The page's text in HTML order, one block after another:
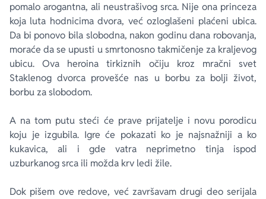
pomalo arogantna, ali neustrašivog srca. Nije ona princeza
koja luta hodnicima dvora, već ozloglašeni plaćeni ubica.
Da bi ponovo bila slobodna, nakon godinu dana robovanja,
moraće da se upusti u smrtonosno takmičenje za kraljevog
ubicu. Ova heroina tirkiznih očiju kroz mračni svet
Staklenog dvorca provešće nas u borbu za bolji život,
borbu za slobodom.
A na tom putu steći će prave prijatelje i novu porodicu
koju je izgubila. Igre će pokazati ko je najsnažniji a ko
kukavica, ali i gde vatra neprimetno tinja ispod
uzburkanog srca ili možda krv ledi žile.
Dok pišem ove redove, već završavam drugi deo serijala